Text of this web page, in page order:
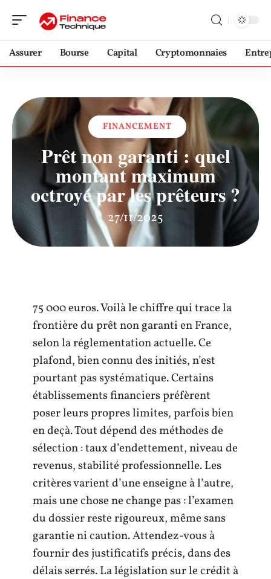
Assurer Bourse Capital Cryptomonnaies
FINANCEMENT
Prêt non garanti : quel
montant maximum
octroyé par les prêteurs ?
27/11/2025
75 000 euros. Voilà le chiffre qui trace la
frontière du prêt non garanti en France,
selon la réglementation actuelle. Ce
plafond, bien connu des initiés, n’est
pourtant pas systématique. Certains
établissements financiers préfèrent
poser leurs propres limites, parfois bien
en deçà. Tout dépend des méthodes de
sélection : taux d’endettement, niveau de
revenus, stabilité professionnelle. Les
critères varient d’une enseigne à l’autre,
mais une chose ne change pas : l’examen
du dossier reste rigoureux, même sans
garantie ni caution. Attendez-vous à
fournir des justificatifs précis, dans des
délais serrés. La législation sur le crédit à